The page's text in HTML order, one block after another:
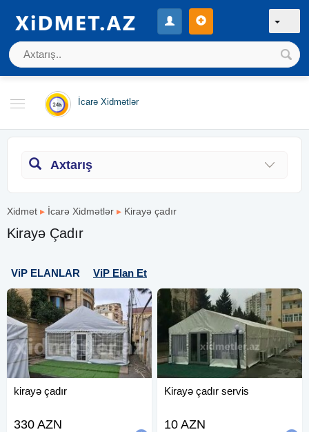
İcarə Xidmətlər
Axtarış
Xidmet ▸ İcarə Xidmətlər ▸ Kirayə çadır
Kirayə Çadır
ViP ELANLAR ViP Elan Et
kirayə çadır
330 AZN
Kirayə çadır servis
10 AZN